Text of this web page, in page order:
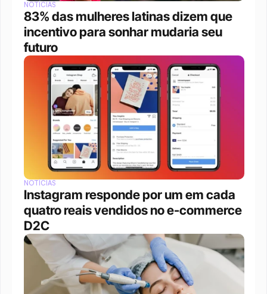
NOTÍCIAS
83% das mulheres latinas dizem que
incentivo para sonhar mudaria seu
futuro
NOTÍCIAS
Instagram responde por um em cada
quatro reais vendidos no e-commerce
D2C